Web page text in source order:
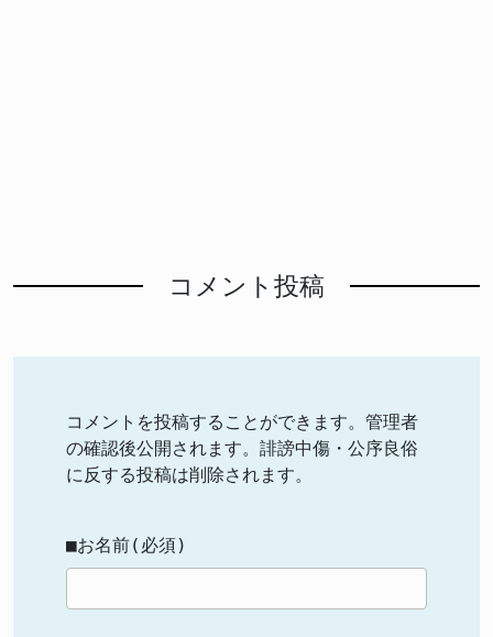
コメント投稿
コメントを投稿することができます。管理者
の確認後公開されます。誹謗中傷・公序良俗
に反する投稿は削除されます。
■お名前(必須)